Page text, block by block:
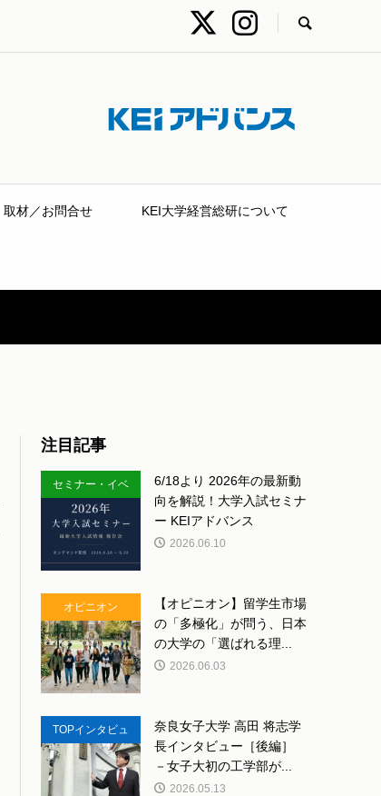
取材／お問合せ KEI大学経営総研について
注目記事
セミナー・イベ
ント
6/18より 2026年の最新動
向を解説！大学入試セミナ
ー KEIアドバンス
2026.06.10
オピニオン
【オピニオン】留学生市場
の「多極化」が問う、日本
の大学の「選ばれる理...
2026.06.03
TOPインタビュ
ー
奈良女子大学 高田 将志学
長インタビュー［後編］
－女子大初の工学部が...
2026.05.13